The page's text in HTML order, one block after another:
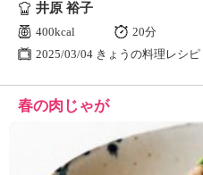
井原 裕子
400kcal
20分
2025/03/04 きょうの料理レシピ
春の肉じゃが